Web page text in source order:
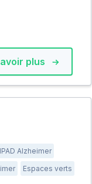
plus
Alzheimer
Espaces verts